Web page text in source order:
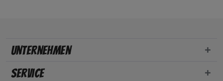
Unternehmen
Service